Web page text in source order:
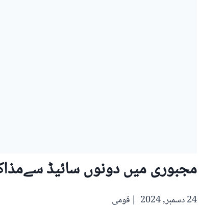
مجبوری میں دونوں سائیڈ
24 دسمبر, 2024 قومی